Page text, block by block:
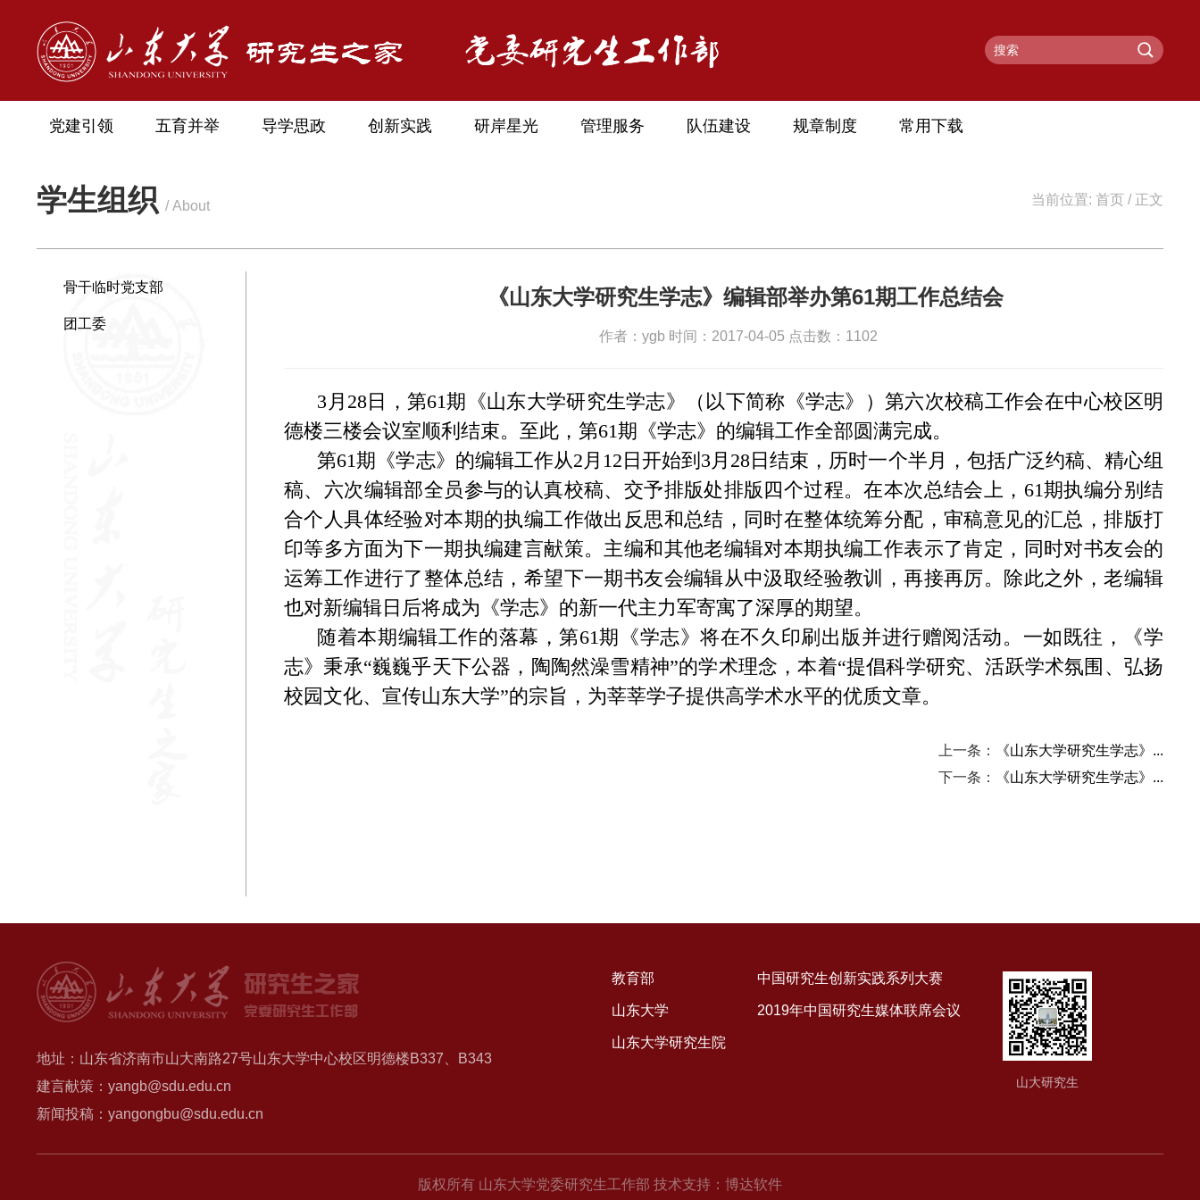
党建引领 五育并举 导学思政 创新实践 研岸星光 管理服务 队伍建设 规章制度 常用下载
学生组织 / About 当前位置: 首页 / 正文
骨干临时党支部
团工委
《山东大学研究生学志》编辑部举办第61期工作总结会
作者：ygb 时间：2017-04-05 点击数： 1102
3 月 28日，第61期《山东大学研究生学志》（以下简称《学志》）第六次校稿工作会在中心校区明
德楼三楼会议室顺利结束。至此，第61期《学志》的编辑工作全部圆满完成。
第61期《学志》的编辑工作从2月 12日开始到 3月 28日结束，历时一个半月，包括广泛约稿、精心组
稿、六次编辑部全员参与的认真校稿、交予排版处排版四个过程。在本次总结会上， 61期执编分别结
合个人具体经验对本期的执编工作做出反思和总结，同时在整体统筹分配，审稿意见的汇总，排版打
印等多方面为下一期执编建言献策。主编和其他老编辑对本期执编工作表示了肯定，同时对书友会的
运筹工作进行了整体总结，希望下一期书友会编辑从中汲取经验教训，再接再厉。除此之外，老编辑
也对新编辑日后将成为《学志》的新一代主力军寄寓了深厚的期望。
随着本期编辑工作的落幕，第61期《学志》将在不久印刷出版并进行赠阅活动。一如既往，《学
志》秉承“巍巍乎天下公器，陶陶然澡雪精神”的学术理念，本着“提倡科学研究、活跃学术氛围、弘扬
校园文化、宣传山东大学”的宗旨，为莘莘学子提供高学术水平的优质文章。
上一条：
《山东大学研究生学志》...
下一条：
《山东大学研究生学志》...
地址：山东省济南市山大南路27号山东大学中心校区明德楼B337、B343
建言献策：yangb@sdu.edu.cn
新闻投稿：yangongbu@sdu.edu.cn
教育部
山东大学
山东大学研究生院
中国研究生创新实践系列大赛
2019年中国研究生媒体联席会议
山大研究生
版权所有 山东大学党委研究生工作部 技术支持：博达软件